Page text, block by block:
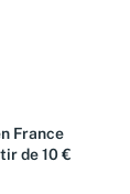
France
de 10 €